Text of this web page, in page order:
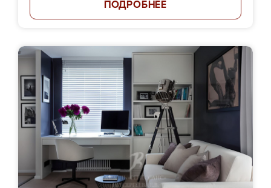
ПОДРОБНЕЕ